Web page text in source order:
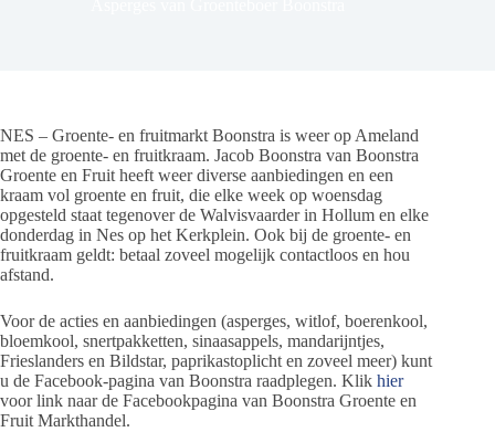
NES – Groente- en fruitmarkt Boonstra is weer op Ameland
met de groente- en fruitkraam. Jacob Boonstra van Boonstra
Groente en Fruit heeft weer diverse aanbiedingen en een
kraam vol groente en fruit, die elke week op woensdag
opgesteld staat tegenover de Walvisvaarder in Hollum en elke
donderdag in Nes op het Kerkplein. Ook bij de groente- en
fruitkraam geldt: betaal zoveel mogelijk contactloos en hou
afstand.
Voor de acties en aanbiedingen (asperges, witlof, boerenkool,
bloemkool, snertpakketten, sinaasappels, mandarijntjes,
Frieslanders en Bildstar, paprikastoplicht en zoveel meer) kunt
u de Facebook-pagina van Boonstra raadplegen. Klik hier
voor link naar de Facebookpagina van Boonstra Groente en
Fruit Markthandel.